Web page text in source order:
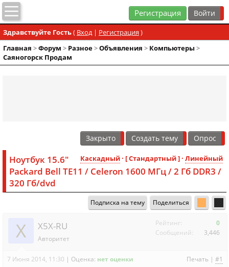
Регистрация
Здравствуйте Гость( Вход| Регистрация )
Главная >Форум > Разное>Объявления > Компьютеры >
Саяногорск Продам
Закрыто Создать тему Опрос
Каскадный· [ Стандартный ] · Линейный
Ноутбук 15.6"
Packard Bell TE11 / Celeron 1600 МГц / 2 Гб DDR3 /
320 Гб/dvd
Подписка на тему Поделиться
X X5X-RU
Авторитет
Рейтинг:
0
Сообщений:
3,446
Печать | #1
7 Июня 2014, 11:30 | Оценка: нет оценки